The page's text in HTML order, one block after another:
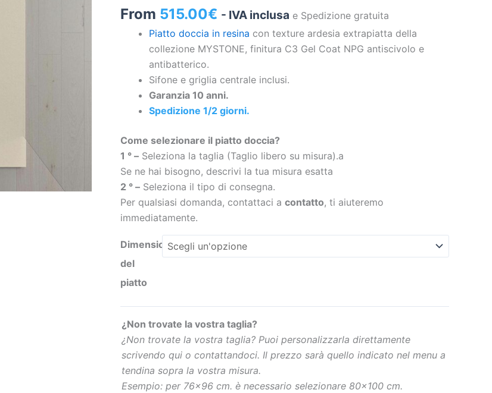
From 515.00€ - IVA inclusa e Spedizione gratuita
Piatto doccia in resina con texture ardesia extrapiatta della
collezione MYSTONE, finitura C3 Gel Coat NPG antiscivolo e
antibatterico.
Sifone e griglia centrale inclusi.
Garanzia 10 anni.
Spedizione 1/2 giorni.
Come selezionare il piatto doccia?
1 ° – Seleziona la taglia (Taglio libero su misura).a
Se ne hai bisogno, descrivi la tua misura esatta
2 ° – Seleziona il tipo di consegna.
Per qualsiasi domanda, contattaci a contatto, ti aiuteremo
immediatamente.
Dimensioni
del
piatto
¿Non trovate la vostra taglia?
¿Non trovate la vostra taglia? Puoi personalizzarla direttamente
scrivendo qui o contattandoci. Il prezzo sarà quello indicato nel menu a
tendina sopra la vostra misura.
Esempio: per 76×96 cm. è necessario selezionare 80×100 cm.
struttura
antibatterica
antiscivolo
AVORIO
BIANCO
quantità